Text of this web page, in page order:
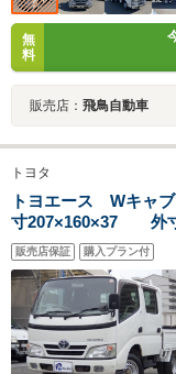
無
料
販売店： 飛鳥自動車
トヨタ
トヨエース Wキ
寸207×160×37 外
未 普通免許 4ナン
2000cc 保障付 小
販売店保証 購入プラン付